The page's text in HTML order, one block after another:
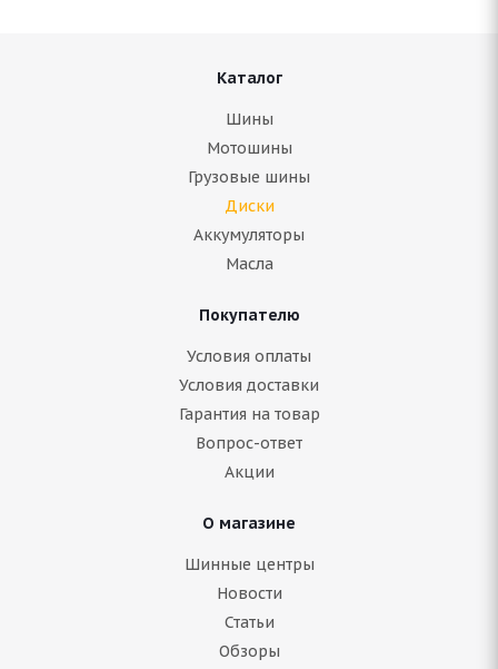
Подробнее
Каталог
Шины
Мотошины
Грузовые шины
Диски
Аккумуляторы
Масла
Покупателю
Условия оплаты
Условия доставки
Гарантия на товар
Вопрос-ответ
Акции
О магазине
Шинные центры
Новости
Статьи
Обзоры